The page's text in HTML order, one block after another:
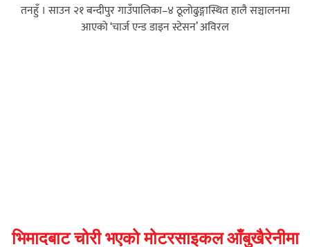
तनहुँ । साउन २१ बन्दीपुर गाउँपालिका–४ ठूलोढुङ्गास्थित हालै सञ्चालनमा
आएको ‘चार्ज एन्ड डाइन स्टेसन’ अविरल
भिमादबाट चोरी भएको मोटरसाइकल आँबुखैरेनीमा